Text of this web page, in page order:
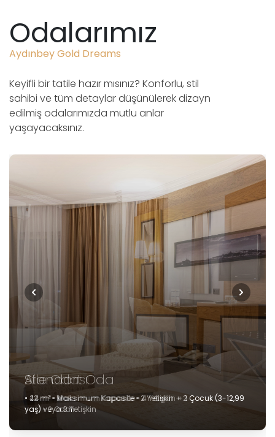
Odalarımız
Aydınbey Gold Dreams
Keyifli bir tatile hazır mısınız? Konforlu, stil
sahibi ve tüm detaylar düşünülerek dizayn
edilmiş odalarımızda mutlu anlar
yaşayacaksınız.
Standart Oda
• 22 m² • Maksimum Kapasite • 2 Yetişkin + 2 Çocuk (3-12,99
yaş) veya 3 Yetişkin